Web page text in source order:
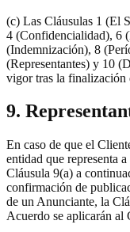
(c) Las Cláusulas 1 (El
4 (Confidencialidad), 6
(Indemnización), 8
(Representantes) y 10
vigor tras la finalización
9.
En caso de que el
entidad que representa
Cláusula 9(a) a
confirmación de
de un Anunciante, la
Acuerdo se aplicarán al